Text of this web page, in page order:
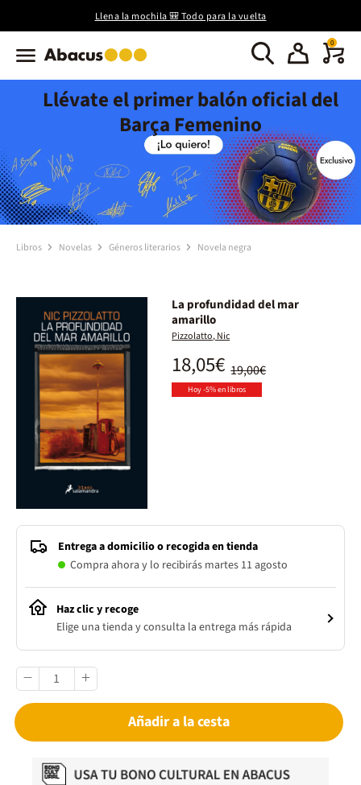
Llena la mochila 🎒 Todo para la vuelta
0
Llévate el primer balón oficial del
Barça Femenino
Libros Novelas Géneros literarios Novela negra
La profundidad del mar
amarillo
Pizzolatto, Nic
19,00€
18,05€
Hoy -5% en libros
Entrega a domicilio o recogida en tienda
Compra ahora y lo recibirás martes 11 agosto
Haz clic y recoge
Elige una tienda y consulta la entrega más rápida
Añadir a la cesta